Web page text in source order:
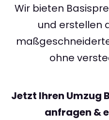
Wir bieten
und erstellen
ohne
Jetzt Ihren Umzug
anfragen &